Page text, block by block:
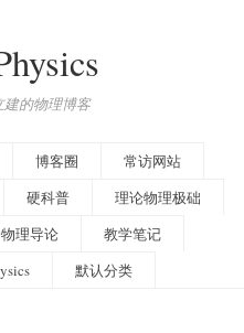
的物理博客
博客圈
常访网站
硬科普
理论物理极础
理导论
教学笔记
默认分类